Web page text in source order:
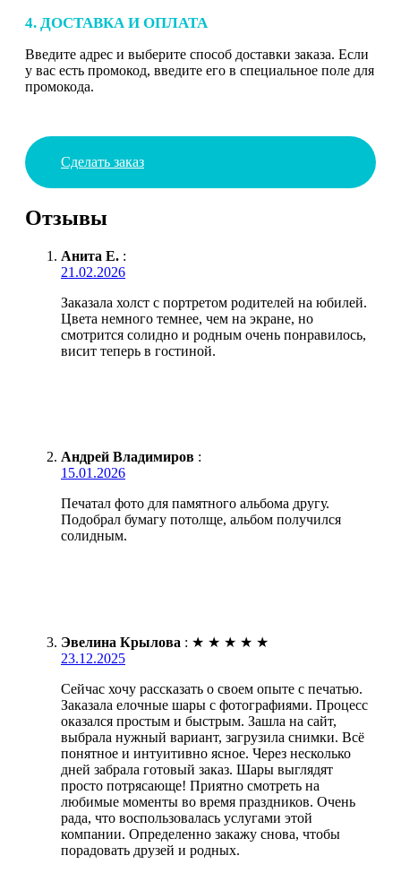
4. ДОСТАВКА И ОПЛАТА
Введите адрес и выберите способ доставки заказа. Если
у вас есть промокод, введите его в специальное поле для
промокода.
Сделать заказ
Отзывы
Анита Е. :
21.02.2026
Заказала холст с портретом родителей на юбилей.
Цвета немного темнее, чем на экране, но
смотрится солидно и родным очень понравилось,
висит теперь в гостиной.
Андрей Владимиров :
15.01.2026
Печатал фото для памятного альбома другу.
Подобрал бумагу потолще, альбом получился
солидным.
Эвелина Крылова : ★ ★ ★ ★ ★
23.12.2025
Сейчас хочу рассказать о своем опыте с печатью.
Заказала елочные шары с фотографиями. Процесс
оказался простым и быстрым. Зашла на сайт,
выбрала нужный вариант, загрузила снимки. Всё
понятное и интуитивно ясное. Через несколько
дней забрала готовый заказ. Шары выглядят
просто потрясающе! Приятно смотреть на
любимые моменты во время праздников. Очень
рада, что воспользовалась услугами этой
компании. Определенно закажу снова, чтобы
порадовать друзей и родных.